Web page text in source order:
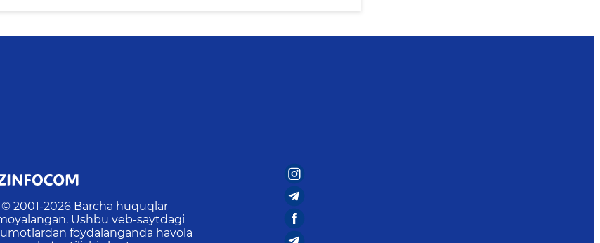
© 2001-2026 Barcha huquqlar
Ushbu veb-saytdagi
foydalanganda havola